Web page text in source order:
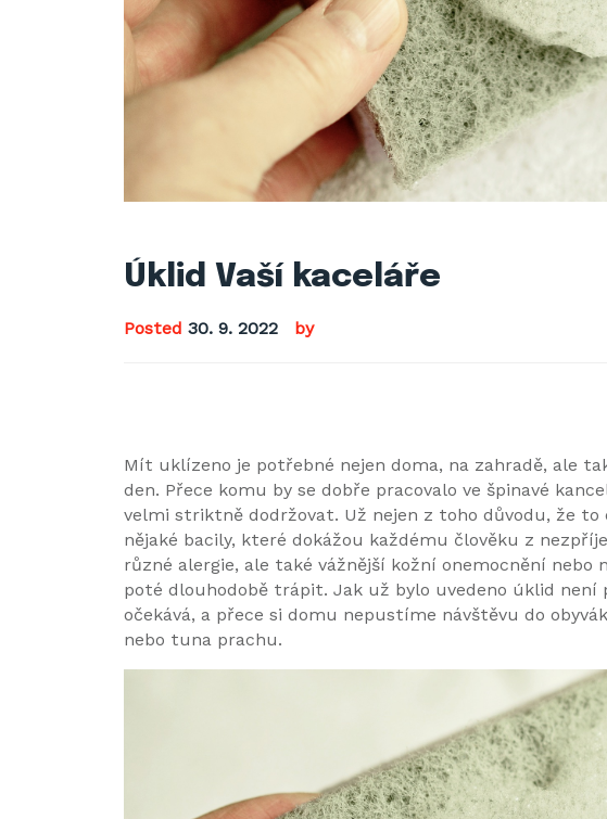
Úklid Vaší kaceláře
Posted 30. 9. 2022 by
Mít uklízeno je potřebné nejen doma, na zahradě, ale
den. Přece komu by se dobře pracovalo ve špinavé
velmi striktně dodržovat. Už nejen z toho důvodu, že to
nějaké bacily, které dokážou každému člověku z
různé alergie, ale také vážnější kožní onemocnění nebo
poté dlouhodobě trápit. Jak už bylo uvedeno úklid není
očekává, a přece si domu nepustíme návštěvu do
nebo tuna prachu.